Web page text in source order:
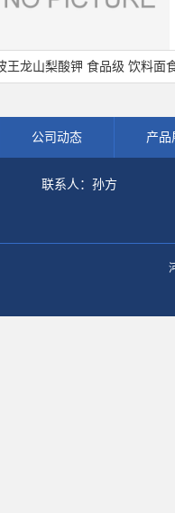
梨酸钾 食品级 饮料面食
公司动态 产品
联系人：孙方